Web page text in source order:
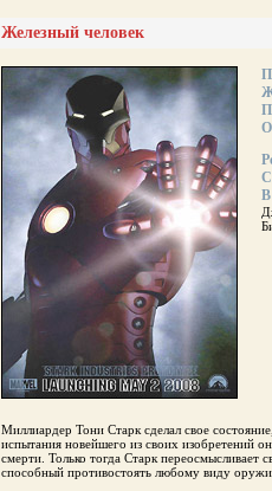
Железный человек
Миллиардер Тони Старк сделал свое
испытания новейшего из своих изобретений
смерти. Только тогда Старк
способный противостоять любому виду